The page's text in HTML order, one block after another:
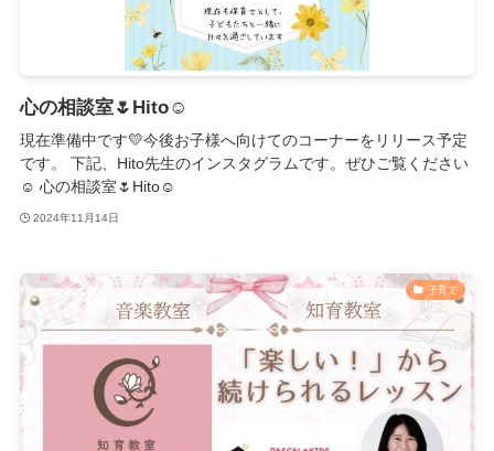
心の相談室🌷Hito☺︎
現在準備中です💛今後お子様へ向けてのコーナーをリリース予定
です。 下記、Hito先生のインスタグラムです。ぜひご覧ください
☺️ 心の相談室🌷Hito☺︎
2024年11月14日
子育て